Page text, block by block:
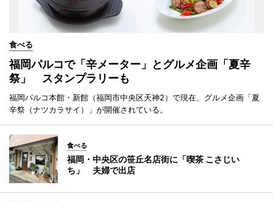
食べる
福岡パルコで「辛メーター」とグルメ企画「夏辛
祭」 スタンプラリーも
福岡パルコ本館・新館（福岡市中央区天神2）で現在、グルメ企画「夏
辛祭（ナツカラサイ）」が開催されている。
食べる
福岡・中央区の笹丘名店街に「喫茶 こさじい
ち」 夫婦で出店